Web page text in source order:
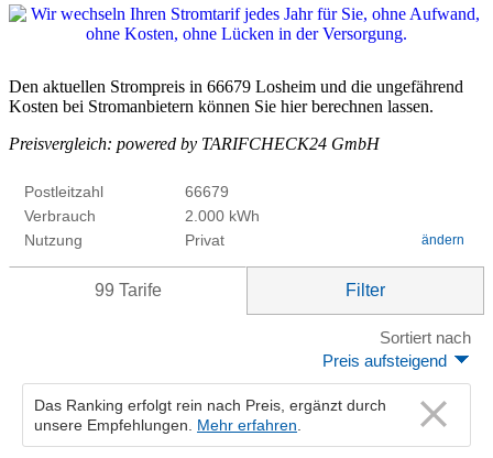
Den aktuellen Strompreis in 66679 Losheim und die ungefährend
Kosten bei Stromanbietern können Sie hier berechnen lassen.
Preisvergleich: powered by TARIFCHECK24 GmbH